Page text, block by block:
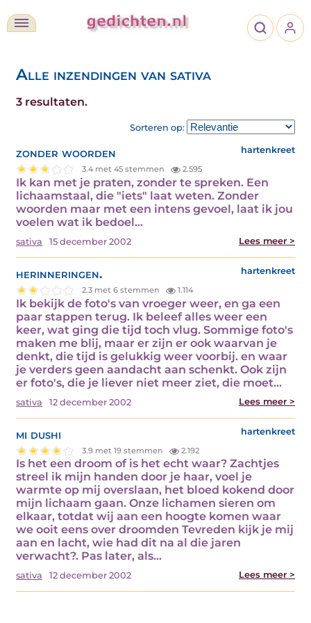
Alle inzendingen van sativa
3 resultaten.
Sorteren op:
zonder woorden hartenkreet
3.4 met 45 stemmen 2.595
Ik kan met je praten, zonder te spreken. Een
lichaamstaal, die "iets" laat weten. Zonder
woorden maar met een intens gevoel, laat ik jou
voelen wat ik bedoel…
sativa 15 december 2002 Lees meer >
herinneringen. hartenkreet
2.3 met 6 stemmen 1.114
Ik bekijk de foto's van vroeger weer, en ga een
paar stappen terug. Ik beleef alles weer een
keer, wat ging die tijd toch vlug. Sommige foto's
maken me blij, maar er zijn er ook waarvan je
denkt, die tijd is gelukkig weer voorbij. en waar
je verders geen aandacht aan schenkt. Ook zijn
er foto's, die je liever niet meer ziet, die moet…
sativa 12 december 2002 Lees meer >
mi dushi hartenkreet
3.9 met 19 stemmen 2.192
Is het een droom of is het echt waar? Zachtjes
streel ik mijn handen door je haar, voel je
warmte op mij overslaan, het bloed kokend door
mijn lichaam gaan. Onze lichamen sieren om
elkaar, totdat wij aan een hoogte komen waar
we ooit eens over droomden Tevreden kijk je mij
aan en lacht, wie had dit na al die jaren
verwacht?. Pas later, als…
sativa 12 december 2002 Lees meer >